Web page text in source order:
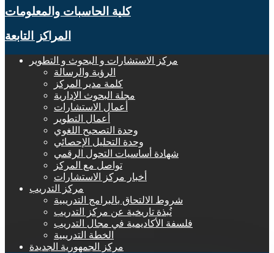
كلية الحاسبات والمعلومات
المراكز التابعة
مركز الاستشارات و البحوث و التطوير
الرؤية والرسالة
كلمة مدير المركز
مجلة البحوث الإدارية
أعمال الاستشارات
أعمال التطوير
وحدة التصحيح اللغوي
وحدة التحليل الإحصائي
شهادة أساسيات التحول الرقمي
تواصل مع المركز
أخبار مركز الاستشارات
مركز التدريب
شروط الالتحاق بالبرامج التدريبية
نُبذة تاريخية عن مركز التدريب
فلسفة الأكاديمية في مجال التدريب
الخطة التدريبية
مركز الجمهورية الجديدة